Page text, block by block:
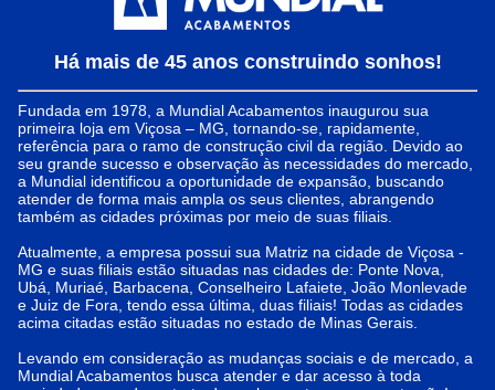
Há mais de 45 anos construindo sonhos!
Fundada em 1978, a Mundial Acabamentos inaugurou sua
primeira loja em Viçosa – MG, tornando-se, rapidamente,
referência para o ramo de construção civil da região. Devido ao
seu grande sucesso e observação às necessidades do mercado,
a Mundial identificou a oportunidade de expansão, buscando
atender de forma mais ampla os seus clientes, abrangendo
também as cidades próximas por meio de suas filiais.
Atualmente, a empresa possui sua Matriz na cidade de Viçosa -
MG e suas filiais estão situadas nas cidades de: Ponte Nova,
Ubá, Muriaé, Barbacena, Conselheiro Lafaiete, João Monlevade
e Juiz de Fora, tendo essa última, duas filiais! Todas as cidades
acima citadas estão situadas no estado de Minas Gerais.
Levando em consideração as mudanças sociais e de mercado, a
Mundial Acabamentos busca atender e dar acesso à toda